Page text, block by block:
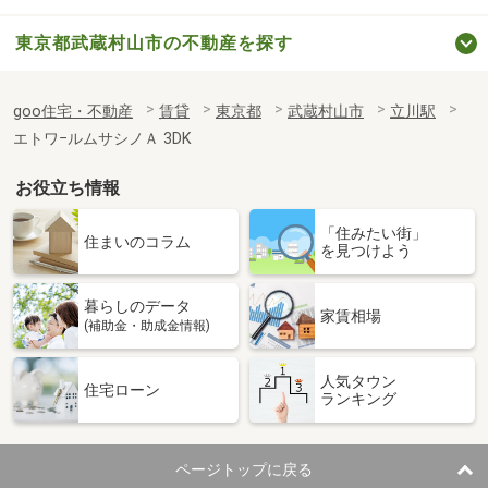
東京都武蔵村山市の不動産を探す
goo住宅・不動産 賃貸 東京都 武蔵村山市
立川駅
エトワ−ルムサシノＡ 3DK
お役立ち情報
住まいのコラム
「住みたい街」
を見つけよう
暮らしのデータ
(補助金・助成金情報)
家賃相場
住宅ローン
人気タウン
ランキング
ページトップに戻る